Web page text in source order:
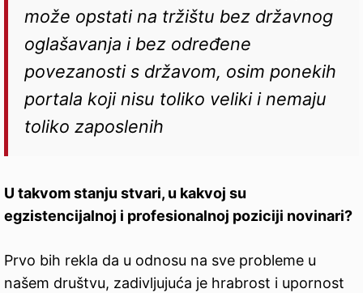
može opstati na tržištu bez državnog
oglašavanja i bez određene
povezanosti s državom, osim ponekih
portala koji nisu toliko veliki i nemaju
toliko zaposlenih
U takvom stanju stvari, u kakvoj su
egzistencijalnoj i profesionalnoj poziciji novinari?
Prvo bih rekla da u odnosu na sve probleme u
našem društvu, zadivljujuća je hrabrost i upornost